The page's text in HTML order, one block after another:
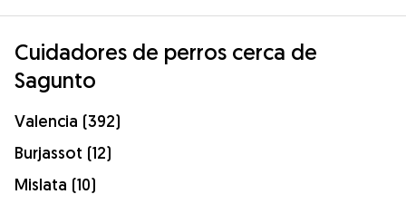
Cuidadores de perros cerca de
Sagunto
Valencia (392)
Burjassot (12)
Mislata (10)